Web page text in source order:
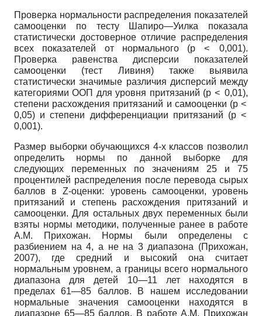
Проверка нормальности распределения показателей
самооценки по тесту Шапиро—Уилка показала
статистически достоверное отличие распределения
всех показателей от нормального (p < 0,001).
Проверка равенства дисперсии показателей
самооценки (тест Ливиня) также выявила
статистически значимые различия дисперсий между
категориями ООП для уровня притязаний (p < 0,01),
степени расхождения притязаний и самооценки (p <
0,05) и степени дифференциации притязаний (p <
0,001).
Размер выборки обучающихся 4-х классов позволил
определить нормы по данной выборке для
следующих переменных по значениям 25 и 75
процентилей распределения после перевода сырых
баллов в Z-оценки: уровень самооценки, уровень
притязаний и степень расхождения притязаний и
самооценки. Для остальных двух переменных были
взяты нормы методики, полученные ранее в работе
А.М. Прихожан. Нормы были определены с
разбиением на 4, а не на 3 диапазона (Прихожан,
2007), где средний и высокий она считает
нормальным уровнем, а границы всего нормального
диапазона для детей 10—11 лет находятся в
пределах 61—85 баллов. В нашем исследовании
нормальные значения самооценки находятся в
диапазоне 65—85 баллов. В работе А.М. Прихожан